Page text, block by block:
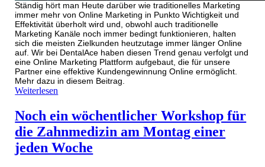
Ständig hört man Heute darüber wie traditionelles Marketing
immer mehr von Online Marketing in Punkto Wichtigkeit und
Effektivität überholt wird und, obwohl auch traditionelle
Marketing Kanäle noch immer bedingt funktionieren, halten
sich die meisten Zielkunden heutzutage immer länger Online
auf. Wir bei DentalAce haben diesen Trend genau verfolgt und
eine Online Marketing Plattform aufgebaut, die für unsere
Partner eine effektive Kundengewinnung Online ermöglicht.
Mehr dazu in diesem Beitrag.
Weiterlesen
Noch ein wöchentlicher Workshop für
die Zahnmedizin am Montag einer
jeden Woche